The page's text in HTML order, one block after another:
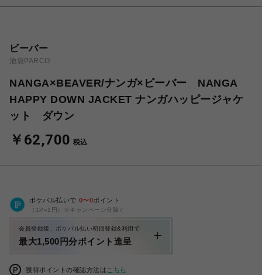
ビーバー
池袋PARCO
NANGA×BEAVER/ナンガ×ビーバー NANGA
HAPPY DOWN JACKET ナンガハッピージャケ
ット ダウン
￥62,700 税込
ポケパル払いで 0〜0ポイント
（1P=1円）※キャンペーン分除く
会員登録後、ポケパル払い初回登録&利用で
最大1,500円分ポイント進呈
獲得ポイントの確認方法は こちら